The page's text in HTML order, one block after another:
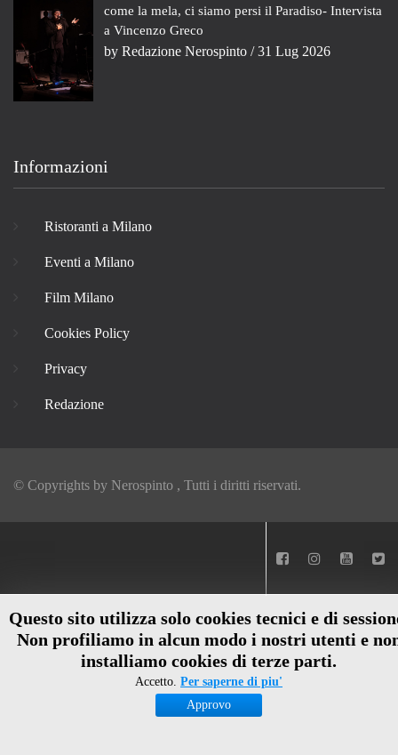
Questo sito utilizza solo cookies tecnici e di
Non profiliamo in alcun modo i nostri utenti e
installiamo cookies di terze parti.
Accetto. Per saperne di piu'
Approvo
come la mela, ci siamo persi il Paradiso- Intervista
a Vincenzo Greco
by Redazione Nerospinto / 31 Lug 2026
Informazioni
Ristoranti a Milano
Eventi a Milano
Film Milano
Cookies Policy
Privacy
Redazione
© Copyrights by Nerospinto , Tutti i diritti riservati.